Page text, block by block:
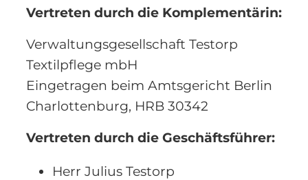
Vertreten durch die Komplementärin:
Verwaltungsgesellschaft Testorp
Textilpflege mbH
Eingetragen beim Amtsgericht Berlin
Charlottenburg, HRB 30342
Vertreten durch die Geschäftsführer:
Herr Julius Testorp